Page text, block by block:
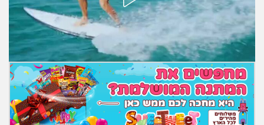
פיננסי וכלכלה
בין הסדינים
חיות מחמד
יוקר המחיה